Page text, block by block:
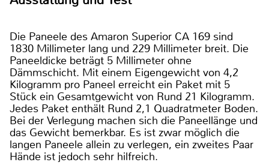
Die Paneele des Amaron Superior CA 169 sind
1830 Millimeter lang und 229 Millimeter breit. Die
Paneeldicke beträgt 5 Millimeter ohne
Dämmschicht. Mit einem Eigengewicht von 4,2
Kilogramm pro Paneel erreicht ein Paket mit 5
Stück ein Gesamtgewicht von Rund 21 Kilogramm.
Jedes Paket enthält Rund 2,1 Quadratmeter Boden.
Bei der Verlegung machen sich die Paneellänge und
das Gewicht bemerkbar. Es ist zwar möglich die
langen Paneele allein zu verlegen, ein zweites Paar
Hände ist jedoch sehr hilfreich.